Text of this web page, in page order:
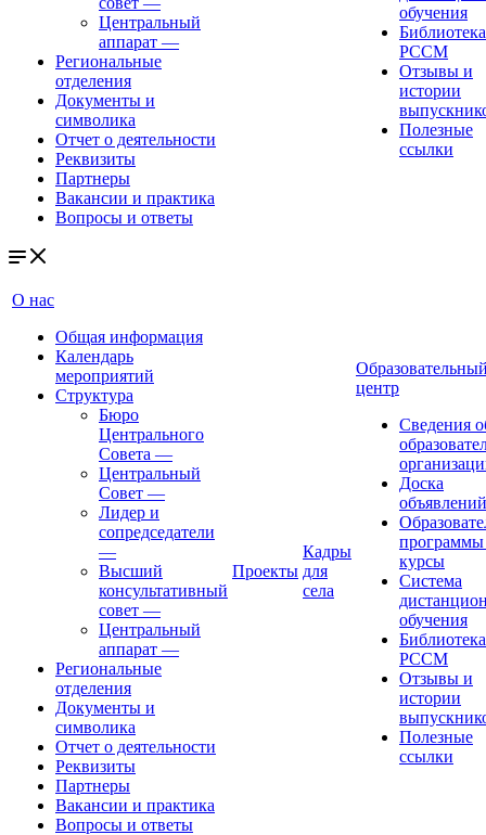
Центральный
аппарат —
Региональные
отделения
Документы и
символика
Отчет о деятельности
Реквизиты
Партнеры
Вакансии и практика
Вопросы и ответы
обучения
Библиотека
РССМ
Отзывы и
истории
Полезные
ссылки
О нас
Общая информация
Календарь
мероприятий
Структура
Бюро
Центрального
Совета —
Центральный
Совет —
Лидер и
сопредседатели
—
Высший
консультативный
совет —
Центральный
аппарат —
Региональные
отделения
Документы и
символика
Отчет о деятельности
Реквизиты
Партнеры
Вакансии и практика
Вопросы и ответы
Проекты
Кадры
для
села
центр
Сведения
Доска
объявлений
курсы
Система
обучения
Библиотека
РССМ
Отзывы и
истории
Полезные
ссылки